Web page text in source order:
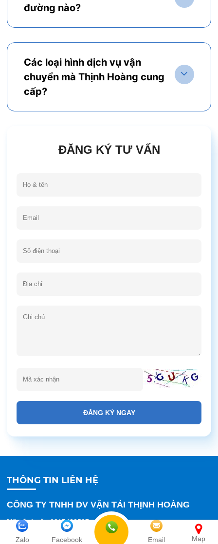
đường nào?
Các loại hình dịch vụ vận
chuyển mà Thịnh Hoàng cung
cấp?
ĐĂNG KÝ TƯ VẤN
ĐĂNG KÝ NGAY
THÔNG TIN LIÊN HỆ
CÔNG TY TNHH DV VẬN TẢI THỊNH HOÀNG
Mã số thuế :0317423597
Hotline : 0909 139 022
Zalo Facebook Email Map